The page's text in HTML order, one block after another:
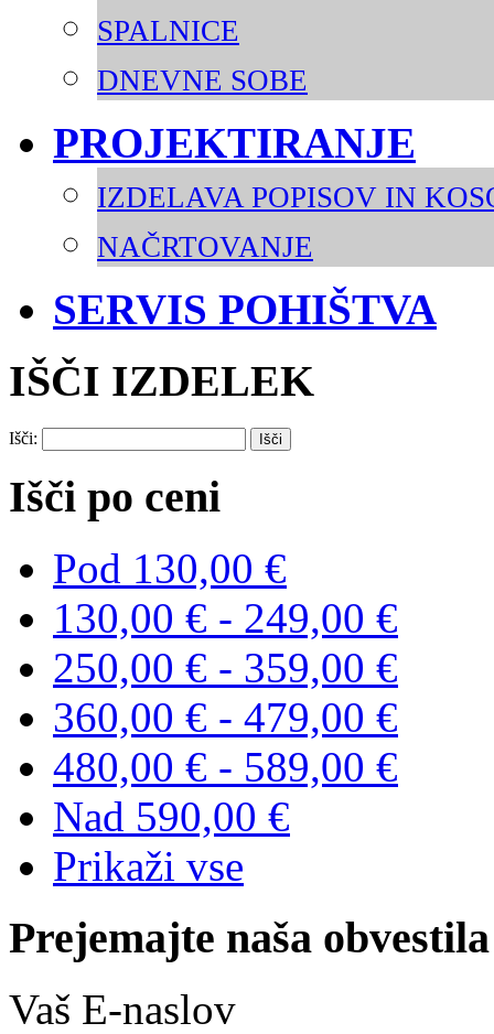
SPALNICE
DNEVNE SOBE
PROJEKTIRANJE
IZDELAVA POPISOV IN
NAČRTOVANJE
SERVIS POHIŠTVA
IŠČI IZDELEK
Išči:
Išči po ceni
Pod 130,00 €
130,00 € - 249,00 €
250,00 € - 359,00 €
360,00 € - 479,00 €
480,00 € - 589,00 €
Nad 590,00 €
Prikaži vse
Prejemajte naša obvestila
Vaš E-naslov